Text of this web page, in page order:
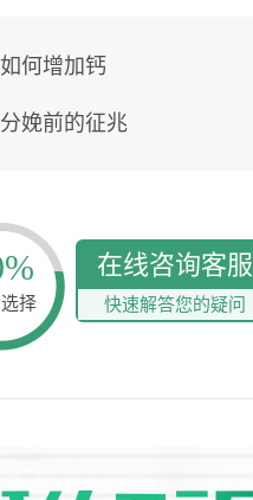
何增加钙
娩前的征兆
择
在线咨询客服
快速解答您的疑问